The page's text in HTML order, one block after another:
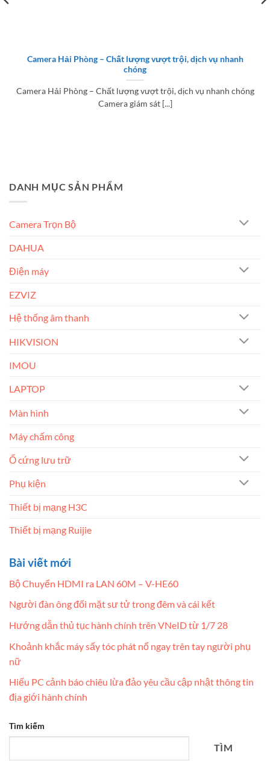
Camera Hải Phòng – Chất lượng vượt trội, dịch vụ nhanh
chóng
Camera Hải Phòng – Chất lượng vượt trội, dịch vụ nhanh chóng
Camera giám sát [...]
DANH MỤC SẢN PHẨM
Camera Trọn Bộ
DAHUA
Điện máy
EZVIZ
Hệ thống âm thanh
HIKVISION
IMOU
LAPTOP
Màn hình
Máy chấm công
Ổ cứng lưu trữ
Phụ kiện
Thiết bị mạng H3C
Thiết bị mạng Ruijie
Bài viết mới
Bộ Chuyển HDMI ra LAN 60M – V-HE60
Người đàn ông đối mặt sư tử trong đêm và cái kết
Hướng dẫn thủ tục hành chính trên VNeID từ 1/7 28
Khoảnh khắc máy sấy tóc phát nổ ngay trên tay người phụ
nữ
Hiếu PC cảnh báo chiêu lừa đảo yêu cầu cập nhật thông tin
địa giới hành chính
Tìm kiếm
TÌM